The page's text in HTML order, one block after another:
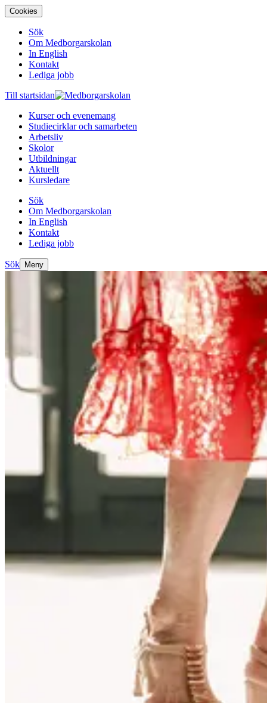
Cookies
Sök
Om Medborgarskolan
In English
Kontakt
Lediga jobb
Till startsidan
Kurser och evenemang
Studiecirklar och samarbeten
Arbetsliv
Skolor
Utbildningar
Aktuellt
Kursledare
Sök
Om Medborgarskolan
In English
Kontakt
Lediga jobb
Sök Meny